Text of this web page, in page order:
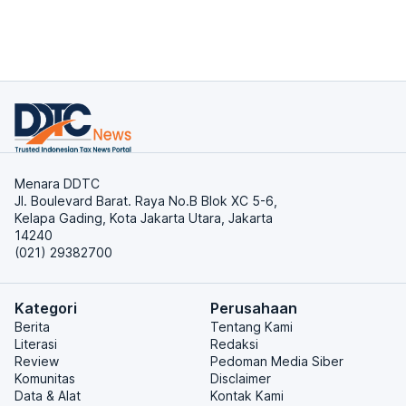
Menara DDTC
Jl. Boulevard Barat. Raya No.B Blok XC 5-6,
Kelapa Gading, Kota Jakarta Utara, Jakarta
14240
(021) 29382700
Kategori
Berita
Literasi
Review
Komunitas
Data & Alat
Perusahaan
Tentang Kami
Redaksi
Pedoman Media Siber
Disclaimer
Kontak Kami